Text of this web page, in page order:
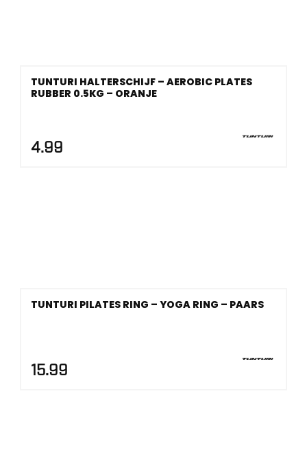
TUNTURI HALTERSCHIJF – AEROBIC PLATES
RUBBER 0.5KG – ORANJE
4.99
TUNTURI PILATES RING – YOGA RING – PAARS
15.99